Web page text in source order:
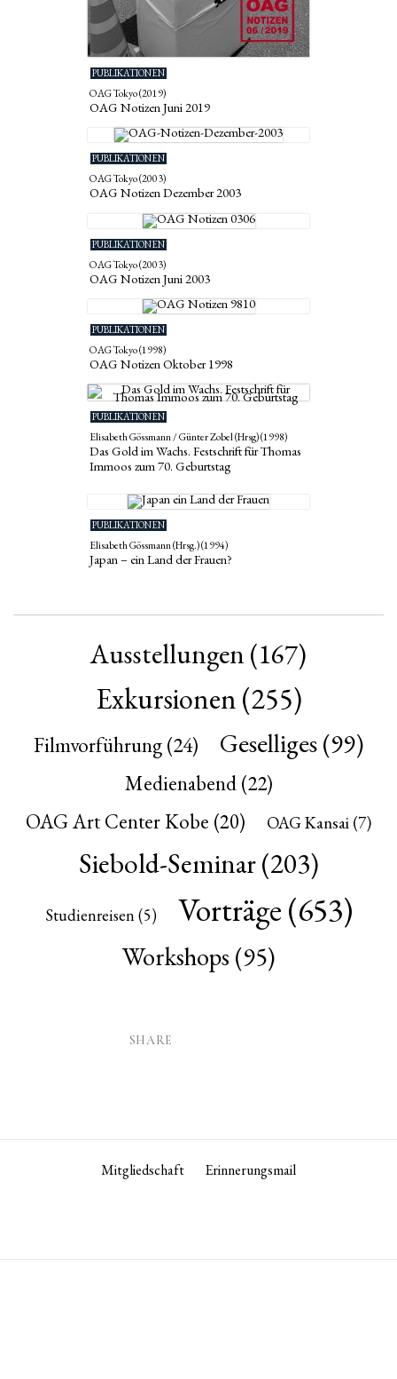
PUBLIKATIONEN
OAG Tokyo (2019)
OAG Notizen Juni 2019
PUBLIKATIONEN
OAG Tokyo (2003)
OAG Notizen Dezember 2003
PUBLIKATIONEN
OAG Tokyo (2003)
OAG Notizen Juni 2003
PUBLIKATIONEN
OAG Tokyo (1998)
OAG Notizen Oktober 1998
PUBLIKATIONEN
Elisabeth Gössmann / Günter Zobel (Hrsg) (1998)
Das Gold im Wachs. Festschrift für Thomas
Immoos zum 70. Geburtstag
PUBLIKATIONEN
Elisabeth Gössmann (Hrsg.) (1994)
Japan – ein Land der Frauen?
Ausstellungen (167)
Exkursionen(255)
Filmvorführung(24) Geselliges(99)
Medienabend(22)
OAG Art Center Kobe (20) OAG Kansai (7)
Siebold-Seminar(203)
Studienreisen(5) Vorträge(653)
Workshops (95)
SHARE
Mitgliedschaft Erinnerungsmail